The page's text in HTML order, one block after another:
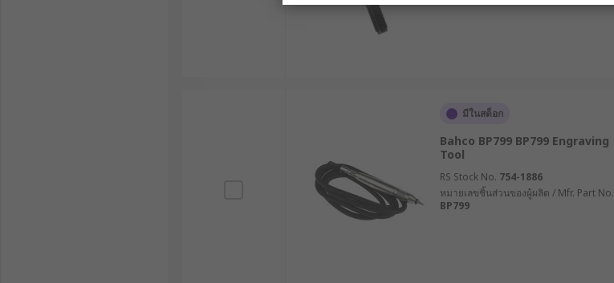
มีในสต็อก
Bahco BP799 BP799 Engraving
Tool
RS Stock No. 754-1886
หมายเลขชิ้นส่วนของผู้ผลิต / Mfr. Part No.
BP799